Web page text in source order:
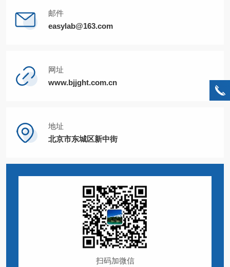
邮件
easylab@163.com
网址
www.bjjght.com.cn
地址
北京市东城区新中街
扫码加微信